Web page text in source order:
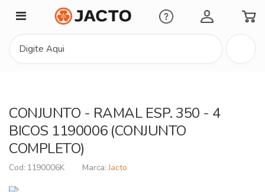
Minha Conta
CONJUNTO - RAMAL ESP. 350 - 4
BICOS 1190006 (CONJUNTO
COMPLETO)
1190006K Jacto